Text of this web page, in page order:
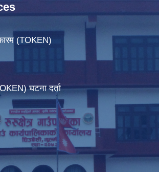
(TOKEN)
घटना दर्ता